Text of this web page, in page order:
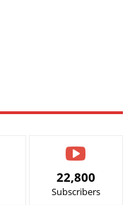
22,800
Subscribers